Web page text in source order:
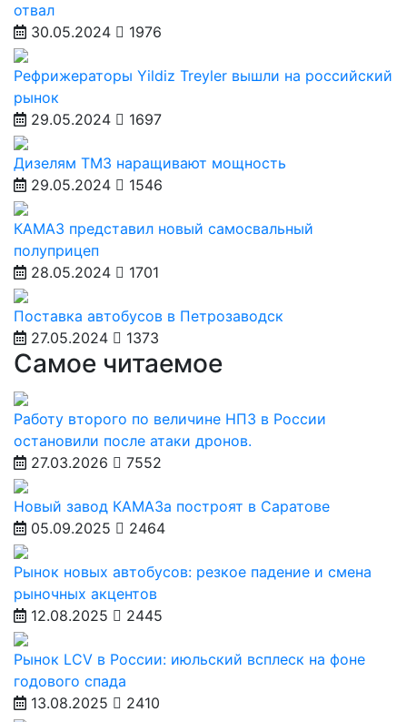
отвал
30.05.2024
1976
Рефрижераторы Yildiz Treyler вышли на российский
рынок
29.05.2024
1697
Дизелям ТМЗ наращивают мощность
29.05.2024
1546
КАМАЗ представил новый самосвальный
полуприцеп
28.05.2024
1701
Поставка автобусов в Петрозаводск
27.05.2024
1373
Самое читаемое
Работу второго по величине НПЗ в России
остановили после атаки дронов.
27.03.2026
7552
Новый завод КАМАЗа построят в Саратове
05.09.2025
2464
Рынок новых автобусов: резкое падение и смена
рыночных акцентов
12.08.2025
2445
Рынок LCV в России: июльский всплеск на фоне
годового спада
13.08.2025
2410